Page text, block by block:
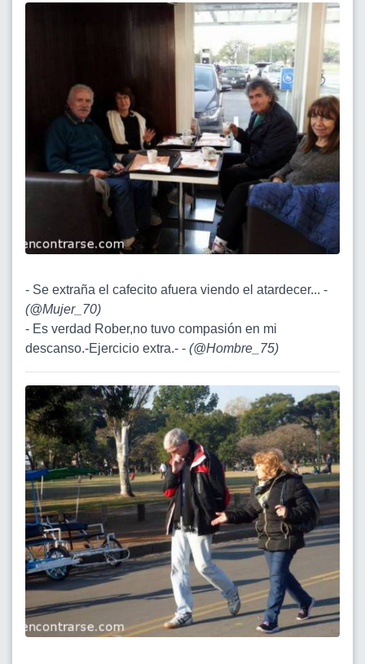
- Se extraña el cafecito afuera viendo el atardecer... -
(@Mujer_70)
- Es verdad Rober,no tuvo compasión en mi
descanso.-Ejercicio extra.- - (@Hombre_75)